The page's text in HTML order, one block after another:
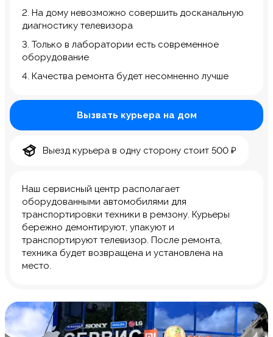
2. На дому невозможно совершить досканальную
диагностику телевизора
3. Только в лаборатории есть современное
оборудование
4. Качества ремонта будет несомненно лучше
Наш сервисный центр располагает
оборудованными автомобилями для
транспортировки техники в ремзону. Курьеры
бережно демонтируют, упакуют и
транспортируют телевизор. После ремонта,
техника будет возвращена и установлена на
место.
Вызвать курьера на дом
Выезд курьера в одну сторону стоит 500 ₽